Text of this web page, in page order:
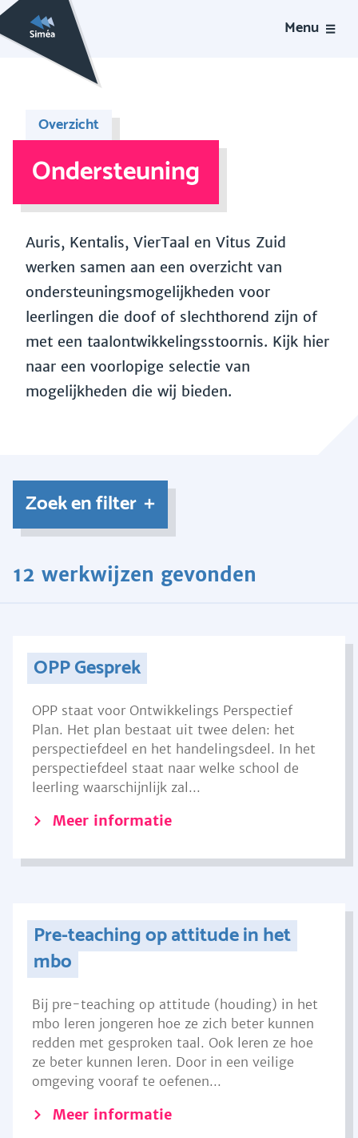
Menu
Overzicht
Ondersteuning
Auris, Kentalis, VierTaal en Vitus Zuid
werken samen aan een overzicht van
ondersteuningsmogelijkheden voor
leerlingen die doof of slechthorend zijn of
met een taalontwikkelingsstoornis. Kijk hier
naar een voorlopige selectie van
mogelijkheden die wij bieden.
Zoek en filter
12 werkwijzen gevonden
OPP Gesprek
OPP staat voor Ontwikkelings Perspectief
Plan. Het plan bestaat uit twee delen: het
perspectiefdeel en het handelingsdeel. In het
perspectiefdeel staat naar welke school de
leerling waarschijnlijk zal...
Meer informatie
Pre-teaching op attitude in het
mbo
Bij pre-teaching op attitude (houding) in het
mbo leren jongeren hoe ze zich beter kunnen
redden met gesproken taal. Ook leren ze hoe
ze beter kunnen leren. Door in een veilige
omgeving vooraf te oefenen...
Meer informatie